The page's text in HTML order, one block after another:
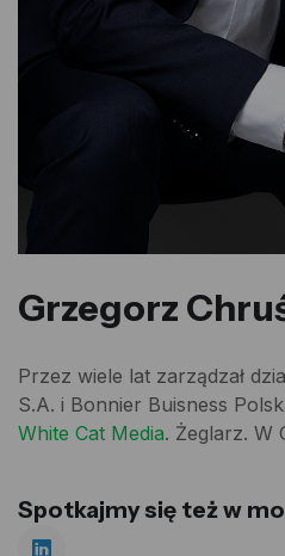
Grzegorz
Przez wiele lat zarządzał
S.A. i Bonnier Buisness
White Cat Media. Żeglarz. W
Spotkajmy się też w